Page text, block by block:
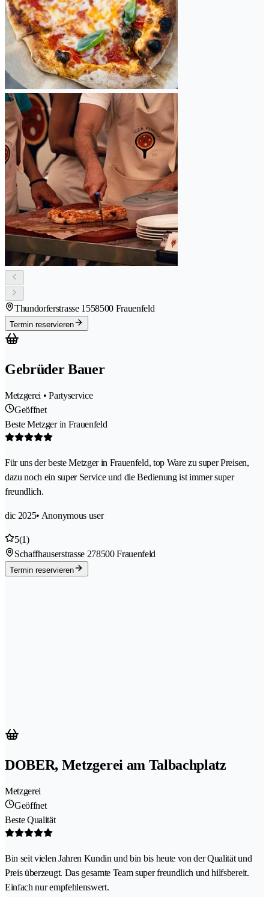
Thundorferstrasse 1558500 Frauenfeld
Termin reservieren
Gebrüder Bauer
Metzgerei • Partyservice
Geöffnet
Beste Metzger in Frauenfeld
Für uns der beste Metzger in Frauenfeld, top Ware zu super Preisen,
dazu noch ein super Service und die Bedienung ist immer super
freundlich.
dic 2025• Anonymous user
5(1)
Schaffhauserstrasse 278500 Frauenfeld
Termin reservieren
DOBER, Metzgerei am Talbachplatz
Metzgerei
Geöffnet
Beste Qualität
Bin seit vielen Jahren Kundin und bin bis heute von der Qualität und
Preis überzeugt. Das gesamte Team super freundlich und hilfsbereit.
Einfach nur empfehlenswert.